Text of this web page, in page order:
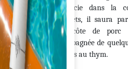
la
s’apprécie dans la
gourmets, il saura
belle côte de porc
accompagnée de
d’un jus au thym.